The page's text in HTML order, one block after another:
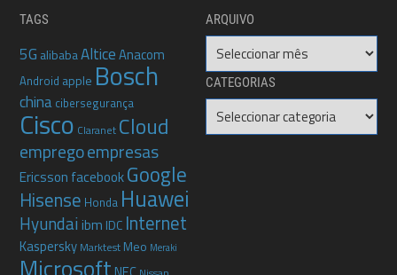
TAGS
5G alibabaAlticeAnacom
Android apple Bosch
china cibersegurança
Cisco Claranet Cloud
empregoempresas
Ericsson facebookGoogle
Hisense Honda Huawei
Hyundai ibm IDC Internet
Kaspersky Marktest Meo Meraki
ARQUIVO
Arquivo
CATEGORIAS
Categorias